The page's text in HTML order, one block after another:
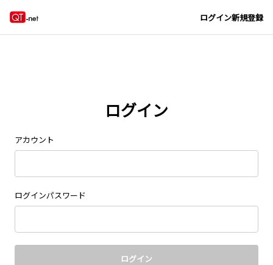
ログイン新規登録
ログイン
アカウント
ログインパスワード
ログイン